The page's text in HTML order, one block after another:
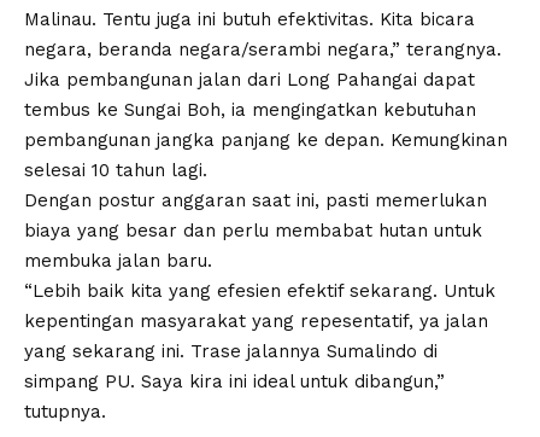
Malinau. Tentu juga ini butuh efektivitas. Kita bicara
negara, beranda negara/serambi negara,” terangnya.
Jika pembangunan jalan dari Long Pahangai dapat
tembus ke Sungai Boh, ia mengingatkan kebutuhan
pembangunan jangka panjang ke depan. Kemungkinan
selesai 10 tahun lagi.
Dengan postur anggaran saat ini, pasti memerlukan
biaya yang besar dan perlu membabat hutan untuk
membuka jalan baru.
“Lebih baik kita yang efesien efektif sekarang. Untuk
kepentingan masyarakat yang repesentatif, ya jalan
yang sekarang ini. Trase jalannya Sumalindo di
simpang PU. Saya kira ini ideal untuk dibangun,”
tutupnya.